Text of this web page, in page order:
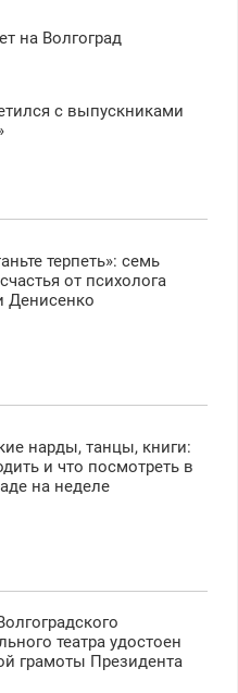
на Волгоград
с выпускниками
терпеть»: семь
от психолога
Денисенко
нарды, танцы, книги:
и что посмотреть в
на неделе
театра удостоен
грамоты Президента